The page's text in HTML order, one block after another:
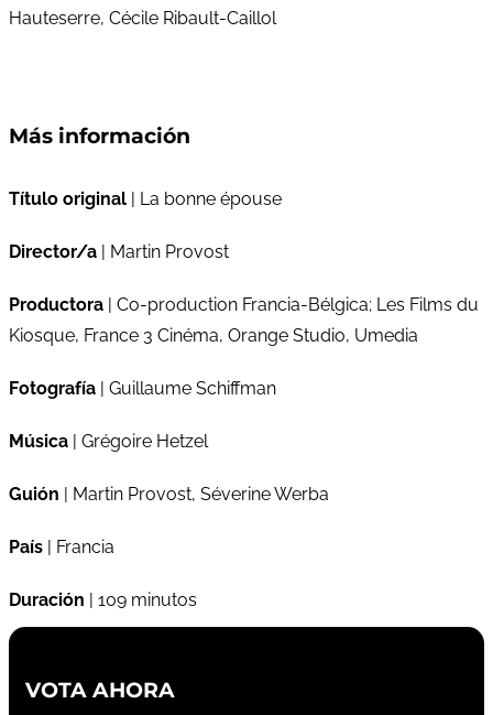
Hauteserre, Cécile Ribault-Caillol
Más información
Título original | La bonne épouse
Director/a | Martin Provost
Productora | Co-production Francia-Bélgica; Les Films du
Kiosque, France 3 Cinéma, Orange Studio, Umedia
Fotografía | Guillaume Schiffman
Música | Grégoire Hetzel
Guión | Martin Provost, Séverine Werba
País | Francia
Duración | 109 minutos
VOTA AHORA